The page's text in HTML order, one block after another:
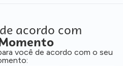
acordo com
você de acordo com o seu